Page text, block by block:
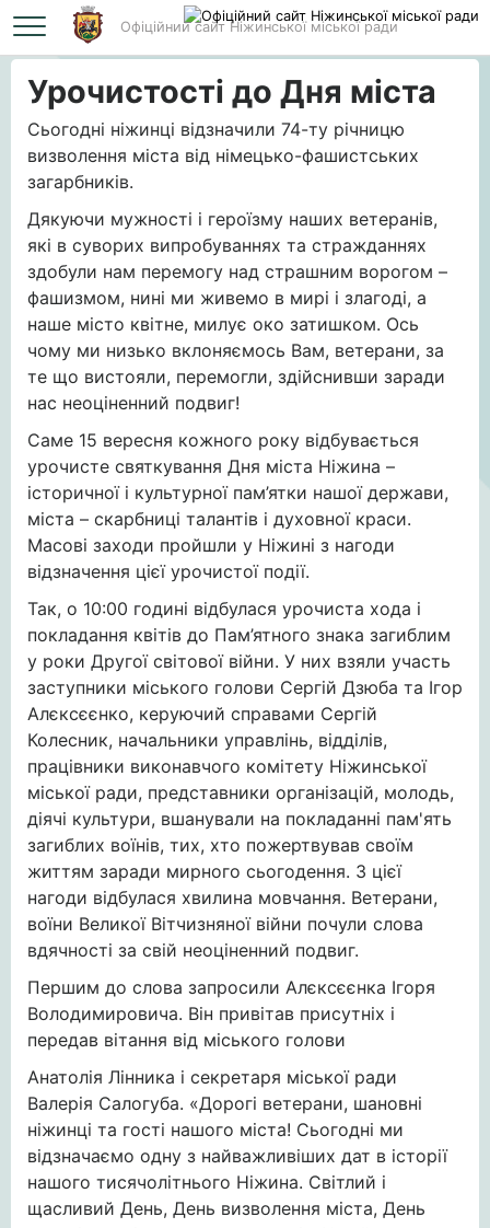
Офіційний сайт Ніжинської міської ради
Головна Урочистості до Дня міста
Урочистості до Дня міста
Сьогодні ніжинці відзначили 74-ту річницю
визволення міста від німецько-фашистських
загарбників.
Дякуючи мужності і героїзму наших ветеранів,
які в суворих випробуваннях та стражданнях
здобули нам перемогу над страшним ворогом –
фашизмом, нині ми живемо в мирі і злагоді, а
наше місто квітне, милує око затишком. Ось
чому ми низько вклоняємось Вам, ветерани, за
те що вистояли, перемогли, здійснивши заради
нас неоціненний подвиг!
Саме 15 вересня кожного року відбувається
урочисте святкування Дня міста Ніжина –
історичної і культурної пам’ятки нашої держави,
міста – скарбниці талантів і духовної краси.
Масові заходи пройшли у Ніжині з нагоди
відзначення цієї урочистої події.
Так, о 10:00 годині відбулася урочиста хода і
покладання квітів до Пам’ятного знака загиблим
у роки Другої світової війни. У них взяли участь
заступники міського голови Сергій Дзюба та Ігор
Алєксєєнко, керуючий справами Сергій
Колесник, начальники управлінь, відділів,
працівники виконавчого комітету Ніжинської
міської ради, представники організацій, молодь,
діячі культури, вшанували на покладанні пам'ять
загиблих воїнів, тих, хто пожертвував своїм
життям заради мирного сьогодення. З цієї
нагоди відбулася хвилина мовчання. Ветерани,
воїни Великої Вітчизняної війни почули слова
вдячності за свій неоціненний подвиг.
Першим до слова запросили Алєксєєнка Ігоря
Володимировича. Він привітав присутніх і
передав вітання від міського голови
Анатолія Лінника і секретаря міської ради
Валерія Салогуба. «Дорогі ветерани, шановні
ніжинці та гості нашого міста! Сьогодні ми
відзначаємо одну з найважливіших дат в історії
нашого тисячолітнього Ніжина. Світлий і
щасливий День, День визволення міста, День